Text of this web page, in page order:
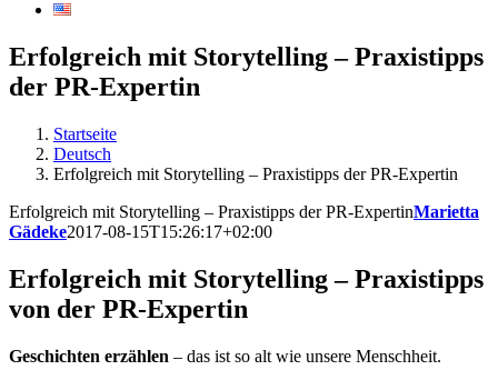
Erfolgreich mit Storytelling – Praxistipps
der PR-Expertin
Startseite
Deutsch
Erfolgreich mit Storytelling – Praxistipps der PR-Expertin
Erfolgreich mit Storytelling – Praxistipps der PR-ExpertinMarietta
Gädeke2017-08-15T15:26:17+02:00
Erfolgreich mit Storytelling – Praxistipps
von der PR-Expertin
Geschichten erzählen – das ist so alt wie unsere Menschheit.